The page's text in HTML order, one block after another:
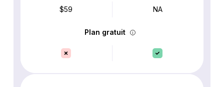
$59 NA
Plan gratuit